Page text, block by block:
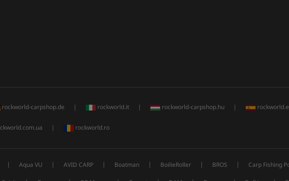
rockworld-carpshop.de | rockworld.it | rockworld-carpshop.hu |
| rockworld.ro
| Aqua VU | AVID CARP | Boatman | BoilieRoller | BROS | Carp Fishing